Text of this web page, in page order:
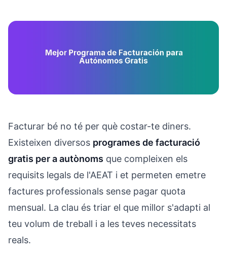
Facturar bé no té per què costar-te diners.
Existeixen diversos programes de facturació
gratis per a autònoms que compleixen els
requisits legals de l'AEAT i et permeten emetre
factures professionals sense pagar quota
mensual. La clau és triar el que millor s'adapti al
teu volum de treball i a les teves necessitats
reals.